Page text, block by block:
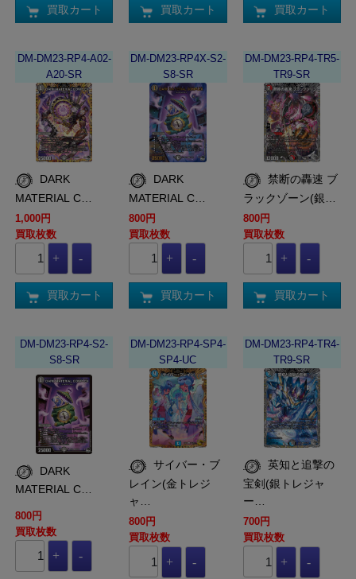
買取カート 買取カート 買取カート
DM-DM23-RP4-A02-
A20-SR
MATERIAL C…
1,000円
買取枚数
買取カート
DM-DM23-RP4X-S2-
S8-SR
MATERIAL C…
800円
買取枚数
買取カート
DM-DM23-RP4-TR5-
TR9-SR
ラックゾーン(銀…
800円
買取枚数
買取カート
DM-DM23-RP4-S2-
S8-SR
MATERIAL C…
800円
買取枚数
DM-DM23-RP4-SP4-
SP4-UC
サイバー・ブ
レイン(金トレジ
ャ…
800円
買取枚数
DM-DM23-RP4-TR4-
TR9-SR
宝剣(銀トレジャ
ー…
700円
買取枚数